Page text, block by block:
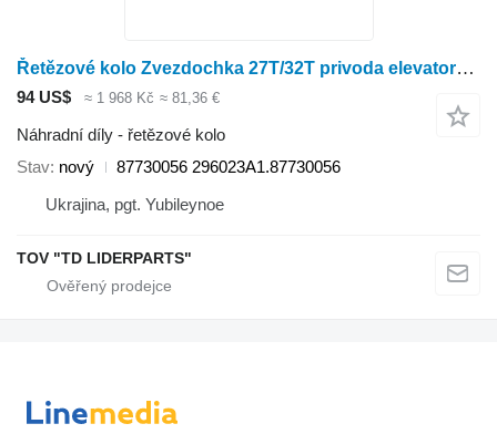
Řetězové kolo Zvezdochka 27T/32T privoda elevatorov / Sprocket 27T / 32T drive 87730056 pro sklízecí mlátičku Case IH 5088, 6088, 7088
94 US$ ≈ 1 968 Kč ≈ 81,36 €
Náhradní díly - řetězové kolo
Stav nový
87730056 296023A1.87730056
Ukrajina, pgt. Yubileynoe
TOV "TD LIDERPARTS"